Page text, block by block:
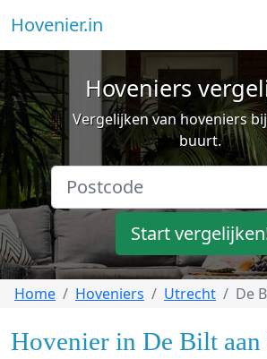
Hovenier.in
Hoveniers
Vergelijken van hoveniers
buurt.
Start
Home Hoveniers Utrecht De
Hovenier in De Bilt aan